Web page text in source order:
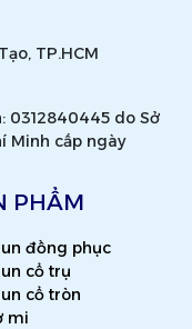
TP.HCM
0312840445 do Sở
Minh cấp ngày
PHẨM
đồng phục
cổ trụ
cổ tròn
mi